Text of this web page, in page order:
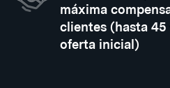
máxima
clientes (hasta 45
oferta inicial)